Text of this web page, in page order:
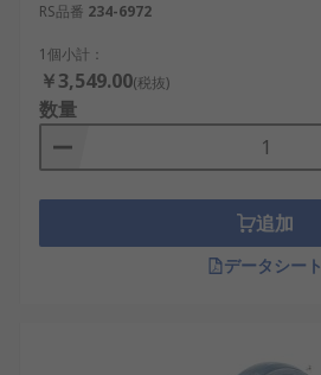
RS品番 234-6972
1個小計：
￥3,549.00(税抜)
数量
追加
データシート